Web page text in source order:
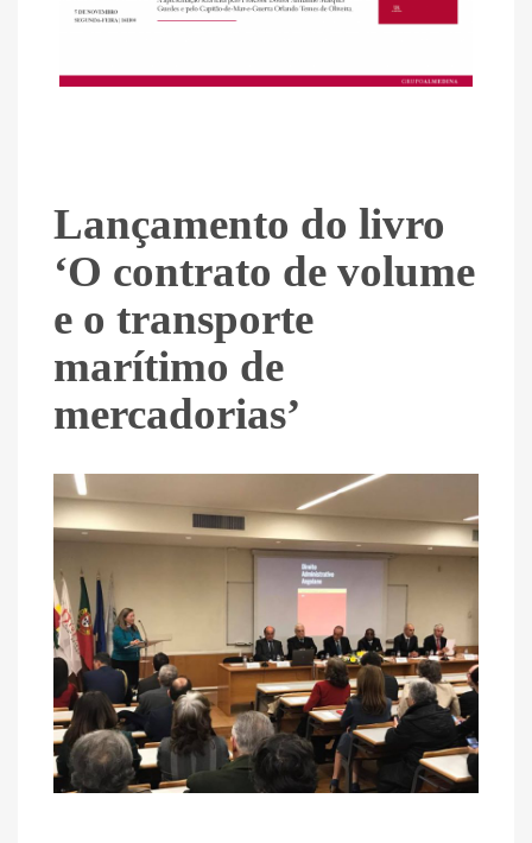
Lançamento do livro
‘O contrato de volume
e o transporte
marítimo de
mercadorias’